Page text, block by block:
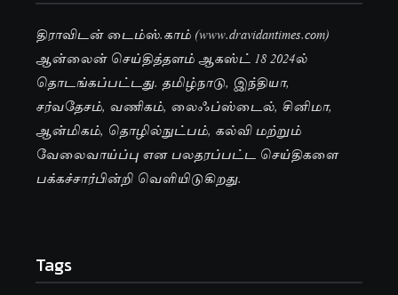
திராவிடன் டைம்ஸ்.காம் (www.dravidantimes.com)
ஆன்லைன் செய்தித்தளம் ஆகஸ்ட் 18 2024ல்
தொடங்கப்பட்டது. தமிழ்நாடு, இந்தியா,
சர்வதேசம், வணிகம், லைஃப்ஸ்டைல், சினிமா,
ஆன்மிகம், தொழில்நுட்பம், கல்வி மற்றும்
வேலைவாய்ப்பு என பலதரப்பட்ட செய்திகளை
பக்கச்சார்பின்றி வெளியிடுகிறது.
Tags